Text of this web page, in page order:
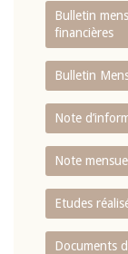
Bulletin
financières
Bulletin
Note
Note
Etudes
Documents